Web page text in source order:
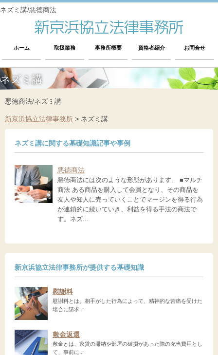
ネズミ講/悪徳商法
ホーム 取扱業務 事務所概要 資格者紹介 お問合せ
ネズミ講
悪徳商法/ネズミ講
新京浜協立法律事務所 > ネズミ講
ネズミ講に関する基礎知識記事や事例
悪徳商法
悪徳商法には次のような形態があります。 ■マルチ
商法 ある商品を購入して会員となり、その商品を
友人や知人に売っていくことでマージンを得る行為
が連鎖的に続いていき、利益を得る手法の商法で
す。ネズ...
新京浜協立法律事務所が提供する基礎知識
慰謝料
慰謝料とは、相手がした行為によって、精神的な苦痛を受けた
場合に請求...
敷金返還
敷金とは、家賃の滞納や部屋の破損があった際の充当費用とし
て、事前に...